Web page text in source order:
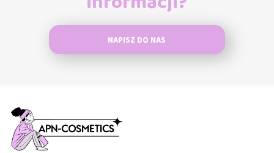
NAPISZ DO NAS